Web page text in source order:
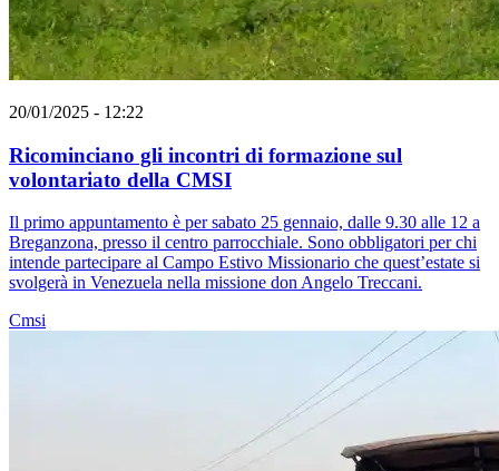
20/01/2025 - 12:22
Ricominciano gli incontri di formazione sul
volontariato della CMSI
Il primo appuntamento è per sabato 25 gennaio, dalle 9.30 alle 12 a
Breganzona, presso il centro parrocchiale. Sono obbligatori per chi
intende partecipare al Campo Estivo Missionario che quest’estate si
svolgerà in Venezuela nella missione don Angelo Treccani.
Cmsi